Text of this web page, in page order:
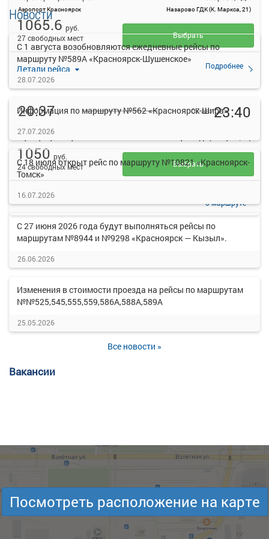
Аэропорт Красноярск Назарово ГДК (К. Маркса, 21)
Детали рейса
Подробнее
о маршруте
1065.6 руб.
27 свободных мест
Выбрать
20:37 07 авг23:40
Детали рейса
о маршруте
1050 руб.
24 свободных мест
Выбрать
Новости
С 1 августа возобновляются ежедневные рейсы по
маршруту №589А «Красноярск-Шушенское»
28.07.2026
Информация по маршруту №562 «Красноярск-Шира»
27.07.2026
С 18 июля открыт рейс по маршруту №10821 «Красноярск-
Томск»
16.07.2026
С 27 июня 2026 года будут выполняться рейсы по
маршрутам №8944 и №9298 «Красноярск — Кызыл».
26.06.2026
Изменения в стоимости проезда на рейсы по маршрутам
№№525,545,555,559,586А,588А,589А
25.05.2026
Все новости »
Вакансии
Посмотреть расположение на карте